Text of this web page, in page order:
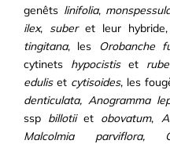
genêts linifolia,
ilex, suberet leur hybride,
tingitana, les Orobanche
cytinets hypocistiset
eduliset cytisoides, les
denticulata, Anogramma
ssp billotiiet obovatum,
Malcolmia parviflora,